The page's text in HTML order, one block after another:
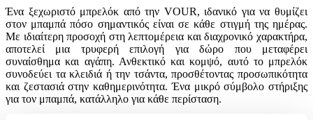
Ένα ξεχωριστό μπρελόκ από την VOUR, ιδανικό για να θυμίζει
στον μπαμπά πόσο σημαντικός είναι σε κάθε στιγμή της ημέρας.
Με ιδιαίτερη προσοχή στη λεπτομέρεια και διαχρονικό χαρακτήρα,
αποτελεί μια τρυφερή επιλογή για δώρο που μεταφέρει
συναίσθημα και αγάπη. Ανθεκτικό και κομψό, αυτό το μπρελόκ
συνοδεύει τα κλειδιά ή την τσάντα, προσθέτοντας προσωπικότητα
και ζεστασιά στην καθημερινότητα. Ένα μικρό σύμβολο στήριξης
για τον μπαμπά, κατάλληλο για κάθε περίσταση.